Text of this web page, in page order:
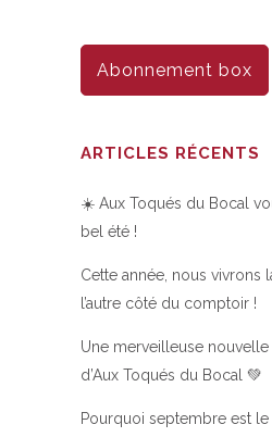
Abonnement box
ARTICLES RÉCENTS
☀️ Aux Toqués du Bocal
bel été !
Cette année, nous vivrons
l’autre côté du comptoir !
Une merveilleuse
d’Aux Toqués du Bocal 💚
Pourquoi septembre est